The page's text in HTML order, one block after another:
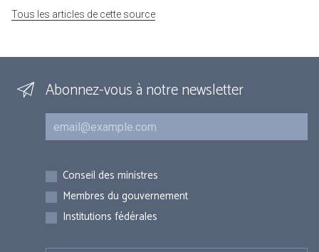
Tous les articles de cette source
Abonnez-vous à notre newsletter
Courriel
Inscriptions
Conseil des ministres
Membres du gouvernement
Institutions fédérales